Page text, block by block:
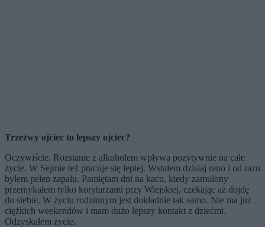
Trzeźwy ojciec to lepszy ojciec?
Oczywiście. Rozstanie z alkoholem wpływa pozytywnie na całe
życie. W Sejmie też pracuje się lepiej. Wstałem dzisiaj rano i od razu
byłem pełen zapału. Pamiętam dni na kacu, kiedy zamulony
przemykałem tylko korytarzami przy Wiejskiej, czekając aż dojdę
do siebie. W życiu rodzinnym jest dokładnie tak samo. Nie ma już
ciężkich weekendów i mam dużo lepszy kontakt z dziećmi.
Odzyskałem życie.